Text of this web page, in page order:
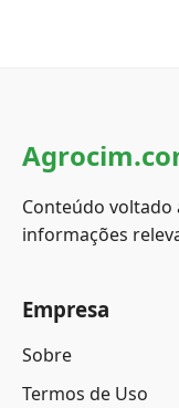
Conteúdo voltado
informações
Empresa
Sobre
Termos de Uso